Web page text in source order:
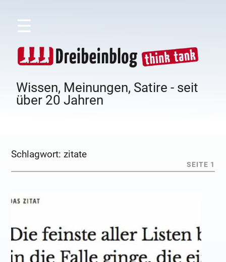
☰
Wissen, Meinungen, Satire - seit
über 20 Jahren
Schlagwort:zitate
SEITE 1